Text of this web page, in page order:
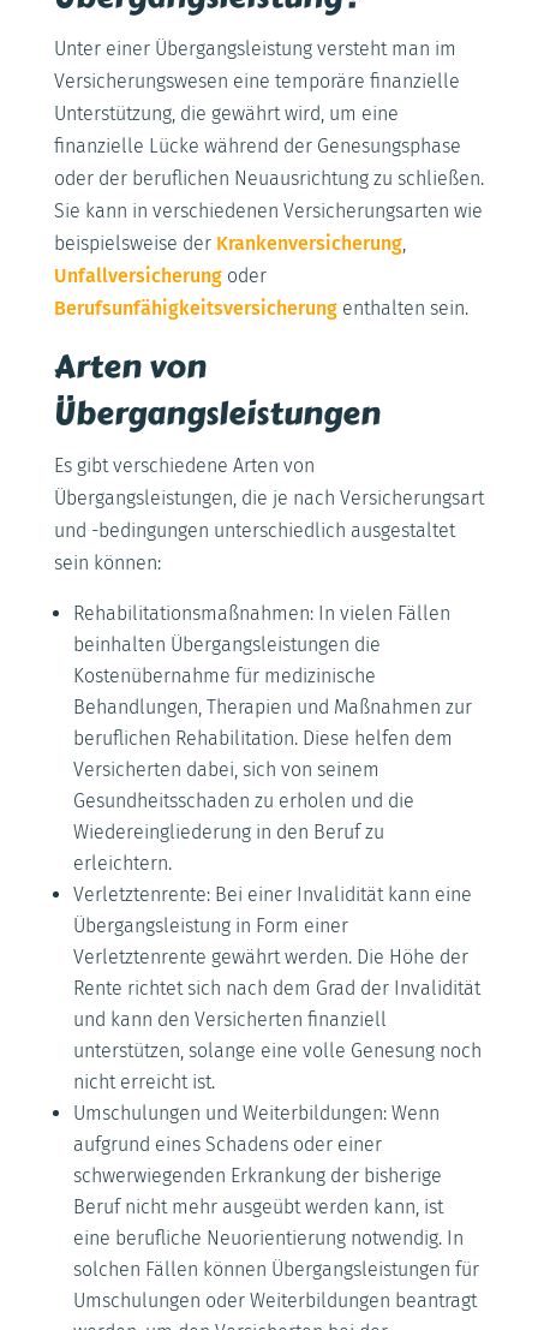
Unter einer Übergangsleistung versteht man im
Versicherungswesen eine temporäre finanzielle
Unterstützung, die gewährt wird, um eine
finanzielle Lücke während der Genesungsphase
oder der beruflichen Neuausrichtung zu schließen.
Sie kann in verschiedenen Versicherungsarten wie
beispielsweise der Krankenversicherung,
Unfallversicherungoder
Berufsunfähigkeitsversicherungenthalten sein.
Arten von
Übergangsleistungen
Es gibt verschiedene Arten von
Übergangsleistungen, die je nach Versicherungsart
und -bedingungen unterschiedlich ausgestaltet
sein können:
Rehabilitationsmaßnahmen: In vielen Fällen
beinhalten Übergangsleistungen die
Kostenübernahme für medizinische
Behandlungen, Therapien und Maßnahmen zur
beruflichen Rehabilitation. Diese helfen dem
Versicherten dabei, sich von seinem
Gesundheitsschaden zu erholen und die
Wiedereingliederung in den Beruf zu
erleichtern.
Verletztenrente: Bei einer Invalidität kann eine
Übergangsleistung in Form einer
Verletztenrente gewährt werden. Die Höhe der
Rente richtet sich nach dem Grad der Invalidität
und kann den Versicherten finanziell
unterstützen, solange eine volle Genesung noch
nicht erreicht ist.
Umschulungen und Weiterbildungen: Wenn
aufgrund eines Schadens oder einer
schwerwiegenden Erkrankung der bisherige
Beruf nicht mehr ausgeübt werden kann, ist
eine berufliche Neuorientierung notwendig. In
solchen Fällen können Übergangsleistungen für
Umschulungen oder Weiterbildungen beantragt